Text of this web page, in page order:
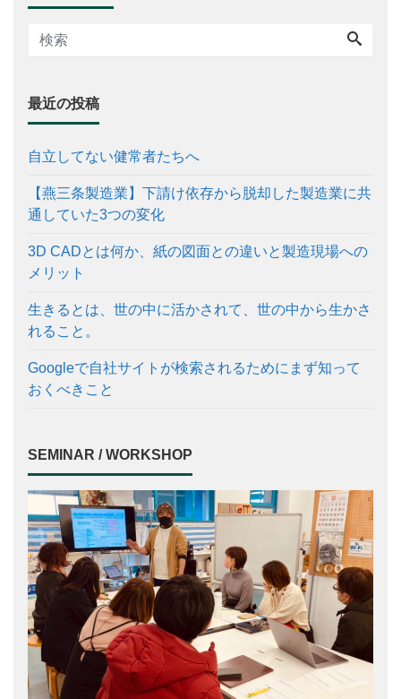
最近の投稿
自立してない健常者たちへ
【燕三条製造業】下請け依存から脱却した製造業に共
通していた3つの変化
3D CADとは何か、紙の図面との違いと製造現場への
メリット
生きるとは、世の中に活かされて、世の中から生かさ
れること。
Googleで自社サイトが検索されるためにまず知って
おくべきこと
SEMINAR / WORKSHOP